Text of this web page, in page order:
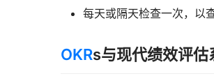
每天或隔天检查一次，以
OKRs与现代绩效评估